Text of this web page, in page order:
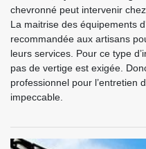
chevronné peut intervenir
La maitrise des équipements
recommandée aux artisans
leurs services. Pour ce type
pas de vertige est exigée.
professionnel pour l’entretien
impeccable.